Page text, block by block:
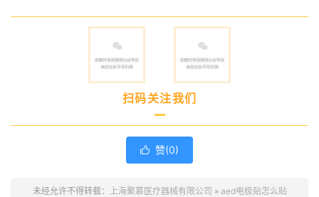
扫码关注我们
 赞(0)
未经允许不得转载： 上海聚慕医疗器械有限公司 » aed电极贴怎么贴